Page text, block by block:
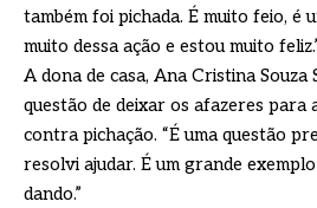
também foi pichada. É muito feio, é
muito dessa ação e estou muito
A dona de casa, Ana Cristina Souza
questão de deixar os afazeres para
contra pichação. “É uma questão
resolvi ajudar. É um grande
dando.”